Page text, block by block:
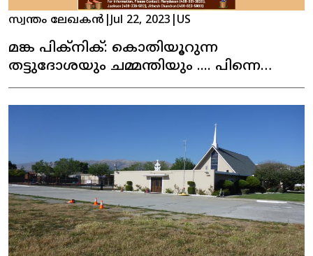
സ്വന്തം ലേഖകൻ Jul 22, 2023 US
മങ്ക പിക്‌നിക്: കൊതിയൂറുന്ന
തട്ടുദോശയും ചമ്മന്തിയും .... പിന്നെ
നാടൻ പലഹാരങ്ങളും